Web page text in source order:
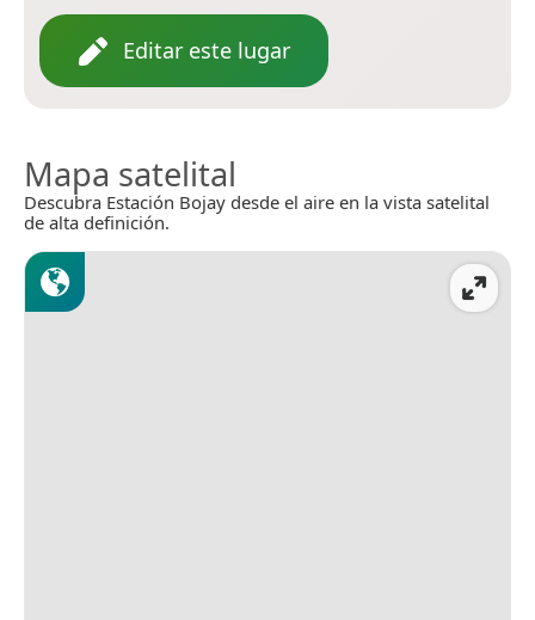
Editar este lugar
Mapa satelital
Descubra Estación Bojay desde el aire en la vista satelital
de alta definición.